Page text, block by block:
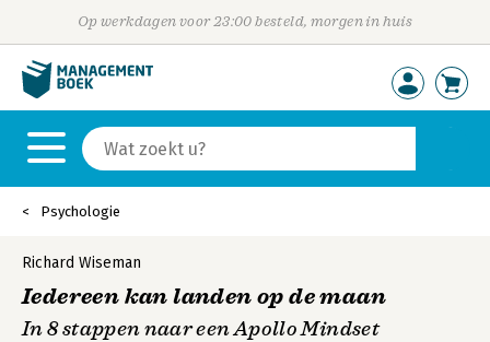
Op werkdagen voor 23:00 besteld, morgen in huis
Psychologie
Richard Wiseman
Iedereen kan landen op de maan
In 8 stappen naar een Apollo Mindset